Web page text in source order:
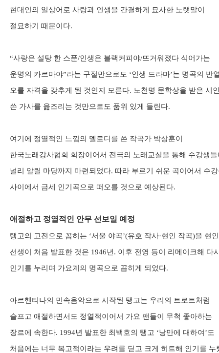
현대인의 일상어로 사랑과 인생을 간결하게 묘사한 노랫말이
절묘하기 때문이다.
“사랑은 설탕 한 스푼/인생은 블랙커피야/뜨거워졌다 식어가는
운명의 카르마야”라는 구절만으로도 ‘인생 드라마’는 명곡의 반
오를 자격을 갖추게 된 것인지 모른다. 노천명 문학상을 받은 시
쓴 가사를 읊조리는 것만으로도 품위 있게 들린다.
여기에 정열적인 느낌의 멜로디를 쓴 작곡가 박상훈이
한국노래강사협회 회장이어서 전국의 노래교실을 통해 수강생들
널리 알릴 마당까지 마련되었다. 따라 부르기 쉬운 곡이어서 수
사이에서 금세 인기곡으로 떠오를 것으로 예상된다.
애절하고 정열적인 안무 선보일 예정
탱고의 고전으로 꼽히는 ‘서울 야곡’(유호 작사·현인 작곡)을 현인
선생이 처음 발표한 것은 1946년 . 이후 전영 등이 리메이크해 다
인기를 누리며 가요계의 명곡으로 꼽히게 되었다.
아르헨티나의 민속음악으로 시작된 탱고는 우리의 트로트처럼
슬프고 애절하면서도 정열적이어서 가요 팬들이 무척 좋아하는
장르에 속한다. 1994년 발표한 최백호의 탱고 ‘낭만에 대하여 ’도
처음에는 너무 복고적이라는 우려를 딛고 크게 히트해 인기를 누